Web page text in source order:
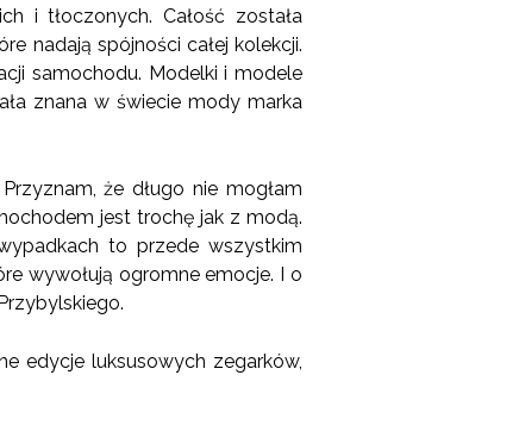
i tłoczonych. Całość została
nadają spójności całej kolekcji.
samochodu. Modelki i modele
znana w świecie mody marka
że długo nie mogłam
jest trochę jak z modą.
to przede wszystkim
wywołują ogromne emocje. I o
edycje luksusowych zegarków,